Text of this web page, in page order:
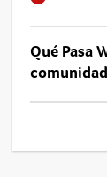
Qué Pasa
comunidad